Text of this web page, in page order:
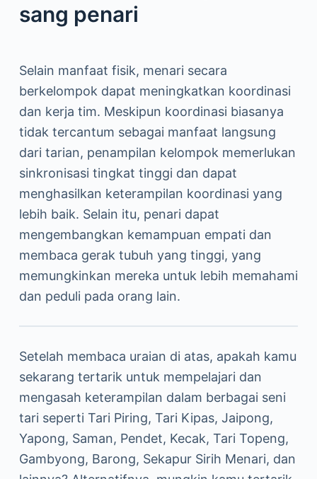
sang penari
Selain manfaat fisik, menari secara
berkelompok dapat meningkatkan koordinasi
dan kerja tim. Meskipun koordinasi biasanya
tidak tercantum sebagai manfaat langsung
dari tarian, penampilan kelompok memerlukan
sinkronisasi tingkat tinggi dan dapat
menghasilkan keterampilan koordinasi yang
lebih baik. Selain itu, penari dapat
mengembangkan kemampuan empati dan
membaca gerak tubuh yang tinggi, yang
memungkinkan mereka untuk lebih memahami
dan peduli pada orang lain.
Setelah membaca uraian di atas, apakah kamu
sekarang tertarik untuk mempelajari dan
mengasah keterampilan dalam berbagai seni
tari seperti Tari Piring, Tari Kipas, Jaipong,
Yapong, Saman, Pendet, Kecak, Tari Topeng,
Gambyong, Barong, Sekapur Sirih Menari, dan